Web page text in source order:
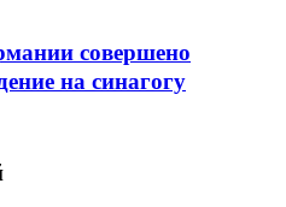
совершено
на синагогу